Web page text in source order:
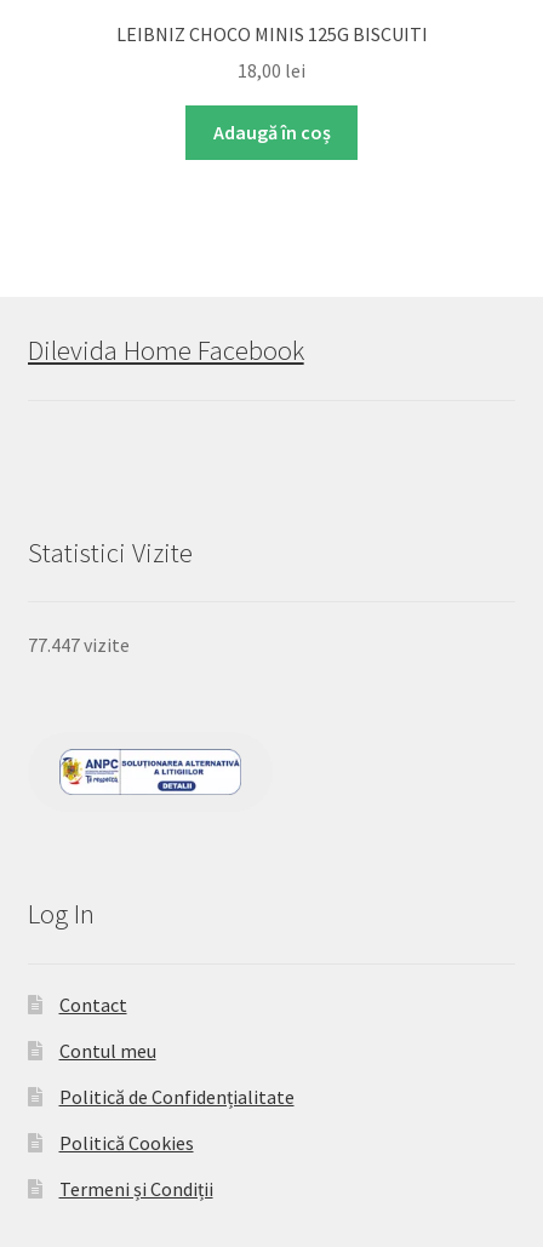
LEIBNIZ CHOCO MINIS 125G BISCUITI
18,00 lei
Adaugă în coș
Dilevida Home Facebook
Statistici Vizite
77.447 vizite
Log In
Contact
Contul meu
Politică de Confidențialitate
Politică Cookies
Termeni și Condiții